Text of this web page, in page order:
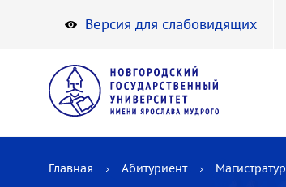
Версия для слабовидящих
Главная Абитуриент